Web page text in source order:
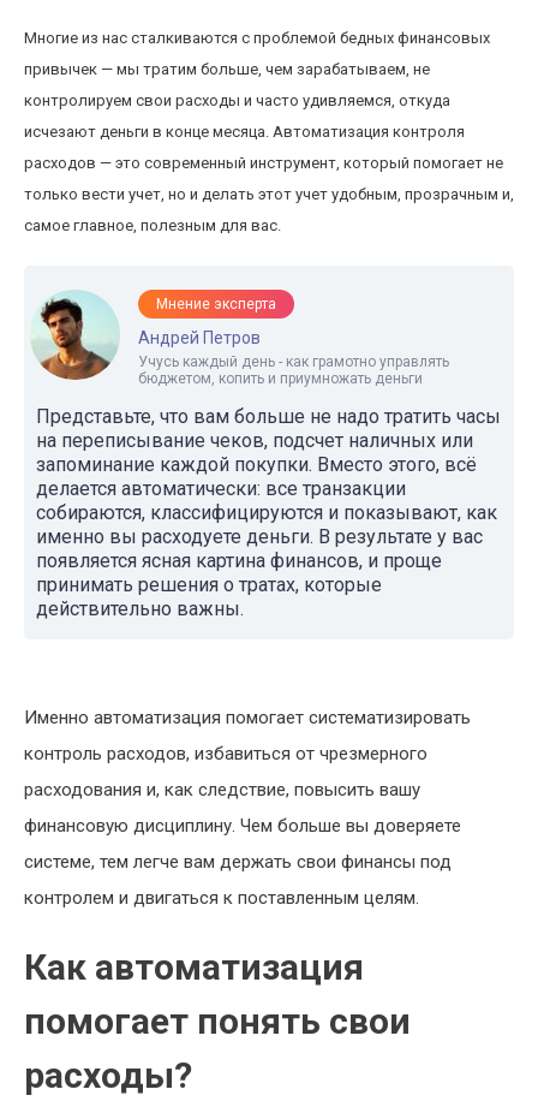
Многие из нас сталкиваются с проблемой бедных финансовых
привычек — мы тратим больше, чем зарабатываем, не
контролируем свои расходы и часто удивляемся, откуда
исчезают деньги в конце месяца. Автоматизация контроля
расходов — это современный инструмент, который помогает не
только вести учет, но и делать этот учет удобным, прозрачным и,
самое главное, полезным для вас.
Мнение эксперта
Андрей Петров
Учусь каждый день - как грамотно управлять
бюджетом, копить и приумножать деньги
Представьте, что вам больше не надо тратить часы
на переписывание чеков, подсчет наличных или
запоминание каждой покупки. Вместо этого, всё
делается автоматически: все транзакции
собираются, классифицируются и показывают, как
именно вы расходуете деньги. В результате у вас
появляется ясная картина финансов, и проще
принимать решения о тратах, которые
действительно важны.
Именно автоматизация помогает систематизировать
контроль расходов, избавиться от чрезмерного
расходования и, как следствие, повысить вашу
финансовую дисциплину. Чем больше вы доверяете
системе, тем легче вам держать свои финансы под
контролем и двигаться к поставленным целям.
Как автоматизация
помогает понять свои
расходы?